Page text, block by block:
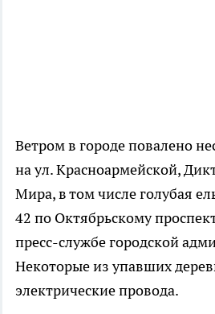
Ветром в городе повалено
на ул. Красноармейской,
Мира, в том числе голубая
42 по Октябрьскому
пресс-службе городской
Некоторые из упавших
электрические провода.